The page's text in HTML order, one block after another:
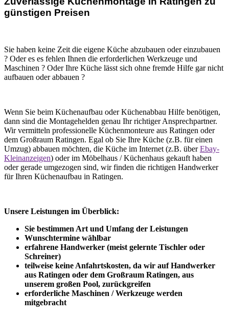
günstigen Preisen
Sie haben keine Zeit die eigene Küche abzubauen oder einzubauen
? Oder es es fehlen Ihnen die erforderlichen Werkzeuge und
Maschinen ? Oder Ihre Küche lässt sich ohne fremde Hilfe gar nicht
aufbauen oder abbauen ?
Wenn Sie beim Küchenaufbau oder Küchenabbau Hilfe benötigen,
dann sind die Montagehelden genau Ihr richtiger Ansprechpartner.
Wir vermitteln professionelle Küchenmonteure aus Ratingen oder
dem Großraum Ratingen. Egal ob Sie Ihre Küche (z.B. für einen
Umzug) abbauen möchten, die Küche im Internet (z.B. überEbay-
Kleinanzeigen) oder im Möbelhaus / Küchenhaus gekauft haben
oder gerade umgezogen sind, wir finden die richtigen Handwerker
für Ihren Küchenaufbau in Ratingen.
Unsere Leistungen im Überblick:
Sie bestimmen Art und Umfang der Leistungen
Wunschtermine wählbar
erfahrene Handwerker (meist gelernte Tischler oder
Schreiner)
teilweise keine Anfahrtskosten, da wir auf Handwerker
aus Ratingen oder dem Großraum Ratingen, aus
unserem großen Pool, zurückgreifen
erforderliche Maschinen / Werkzeuge werden
mitgebracht